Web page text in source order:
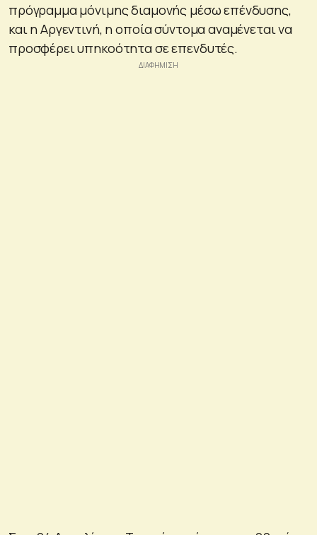
πρόγραμμα μόνιμης διαμονής μέσω επένδυσης,
και η Αργεντινή, η οποία σύντομα αναμένεται να
προσφέρει υπηκοότητα σε επενδυτές.